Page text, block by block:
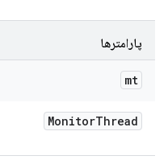
پارامترها
mt
MonitorThread